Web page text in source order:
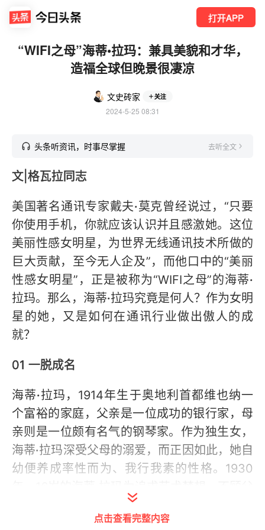
打开APP
“WIFI之母”海蒂•拉玛：兼具美貌和才华，
造福全球但晚景很凄凉
文史砖家 关注
2024-5-25 08:31
头条听资讯，时事尽掌握 去听全文
文|格瓦拉同志
美国著名通讯专家戴夫·莫克曾经说过，“只要
你使用手机，你就应该认识并且感激她。这位
美丽性感女明星，为世界无线通讯技术所做的
巨大贡献，至今无人企及”，而他口中的“美丽
性感女明星”，正是被称为“WIFI之母”的海蒂·
拉玛。那么，海蒂·拉玛究竟是何人？作为女明
星的她，又是如何在通讯行业做出傲人的成
就？
01 一脱成名
海蒂·拉玛，1914年生于奥地利首都维也纳一
个富裕的家庭，父亲是一位成功的银行家，母
亲则是一位颇有名气的钢琴家。作为独生女，
海蒂·拉玛深受父母的溺爱，而正因如此，她自
幼便养成率性而为、我行我素的性格。1930
母的强烈反对，毅然放弃正在攻读的通信专
业，并跟随戏剧导演马克斯·莱因哈特去德国柏
点击查看完整内容